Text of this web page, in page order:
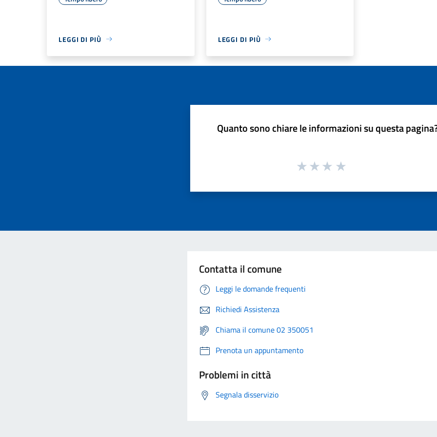
LEGGI DI PIÙ LEGGI DI PIÙ
Quanto sono chiare le informazioni su questa
Contatta il comune
Leggi le domande frequenti
Richiedi Assistenza
Chiama il comune 02 350051
Prenota un appuntamento
Problemi in città
Segnala disservizio